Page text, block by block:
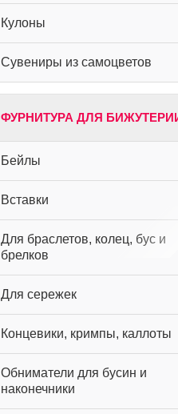
Кулоны
Сувениры из самоцветов
ФУРНИТУРА ДЛЯ
Бейлы
Вставки
Для браслетов, колец, бус и
брелков
Для сережек
Концевики, кримпы, каллоты
Обниматели для бусин и
наконечники